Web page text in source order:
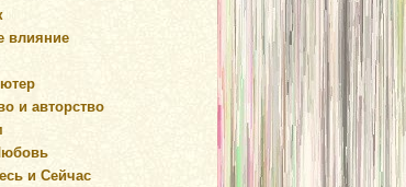
влияние
и авторство
и Сейчас